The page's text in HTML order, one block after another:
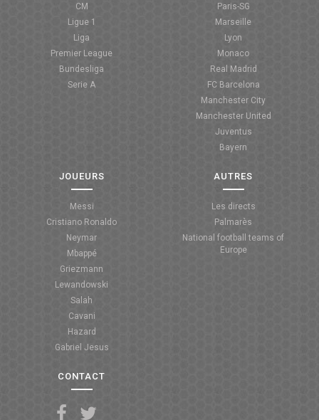
COUPE DE FRANCE
CM
Ligue 1
Liga
Premier League
Bundesliga
Serie A
Paris-SG
Marseille
Lyon
Monaco
Real Madrid
FC Barcelona
Manchester City
Manchester United
Juventus
Bayern
JOUEURS
Messi
Cristiano Ronaldo
Neymar
Mbappé
Griezmann
Lewandowski
Salah
Cavani
Hazard
Gabriel Jesus
AUTRES
Les directs
Palmarès
National football teams of
Europe
CONTACT